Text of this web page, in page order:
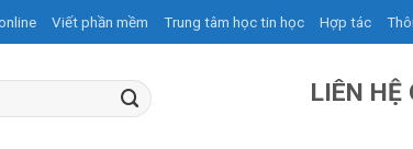
Viết phần mềm Trung tâm học tin học Hợp tác
LIÊN HỆ